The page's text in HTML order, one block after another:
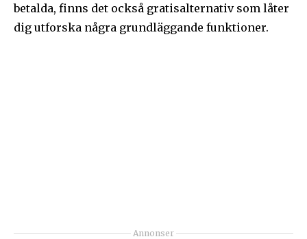
betalda, finns det också gratisalternativ som låter
dig utforska några grundläggande funktioner.
Annonser